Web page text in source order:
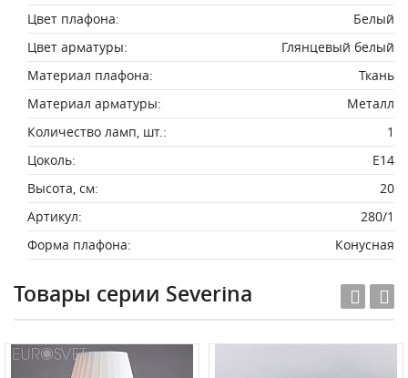
Цвет плафона:
Белый
Цвет арматуры:
Глянцевый белый
Материал плафона:
Ткань
Материал арматуры:
Металл
Количество ламп, шт.:
1
Цоколь:
E14
Высота, см:
20
Артикул:
280/1
Форма плафона:
Конусная
Товары серии Severina